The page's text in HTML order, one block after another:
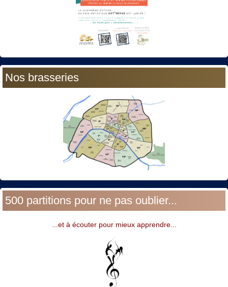
Nos brasseries
500 partitions pour ne pas oublier...
...et à écouter pour mieux apprendre...